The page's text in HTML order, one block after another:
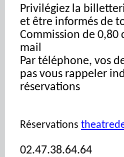
Privilégiez la
et être informés de
Commission de 0,80
mail
Par téléphone, vos
pas vous rappeler
réservations
Réservations
02.47.38.64.64